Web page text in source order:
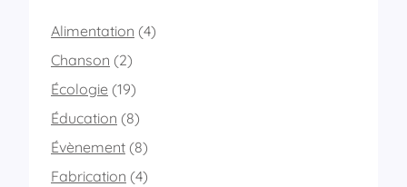
Alimentation (4)
Chanson (2)
Écologie (19)
Éducation (8)
Évènement (8)
Fabrication (4)